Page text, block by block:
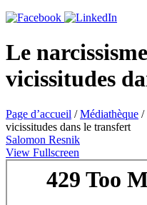
Le
vicissitudes
Page d’accueil /Médiathèque /
vicissitudes dans le transfert
Salomon Resnik
View Fullscreen